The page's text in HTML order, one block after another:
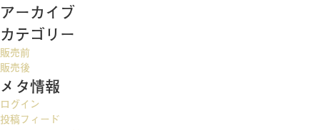
ビ
ゲ
ー
シ
ョ
アーカイブ
カテゴリー
販売前
販売後
メタ情報
ログイン
投稿フィード